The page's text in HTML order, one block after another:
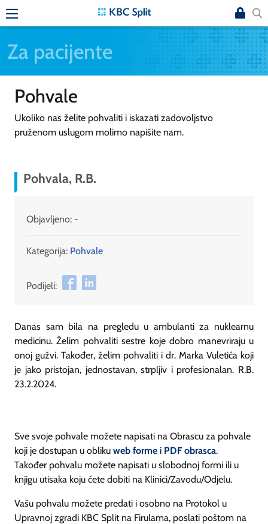
Za pacijente
Pohvale
Ukoliko nas želite pohvaliti i iskazati zadovoljstvo
pruženom uslugom molimo napišite nam.
Pohvala, R.B.
Objavljeno: -
Kategorija: Pohvale
Podijeli:
Danas sam bila na pregledu u ambulanti za nuklearnu
medicinu. Želim pohvaliti sestre koje dobro manevriraju u
onoj gužvi. Također, želim pohvaliti i dr. Marka Vuletića koji
je jako pristojan, jednostavan, strpljiv i profesionalan. R.B.
23.2.2024.
Sve svoje pohvale možete napisati na Obrascu za pohvale
koji je dostupan u obliku web forme i PDF obrasca.
Također pohvalu možete napisati u slobodnoj formi ili u
knjigu utisaka koju ćete dobiti na Klinici/Zavodu/Odjelu.
Vašu pohvalu možete predati i osobno na Protokol u
Upravnoj zgradi KBC Split na Firulama, poslati poštom na